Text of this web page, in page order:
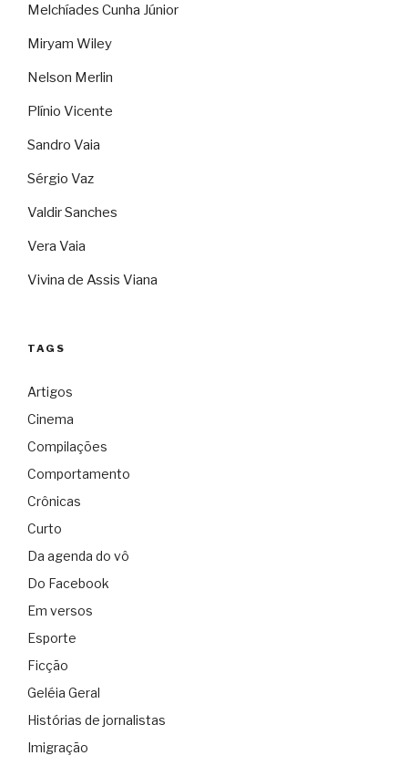
Melchíades Cunha Júnior
Miryam Wiley
Nelson Merlin
Plínio Vicente
Sandro Vaia
Sérgio Vaz
Valdir Sanches
Vera Vaia
Vivina de Assis Viana
TAGS
Artigos
Cinema
Compilações
Comportamento
Crônicas
Curto
Da agenda do vô
Do Facebook
Em versos
Esporte
Ficção
Geléia Geral
Histórias de jornalistas
Imigração